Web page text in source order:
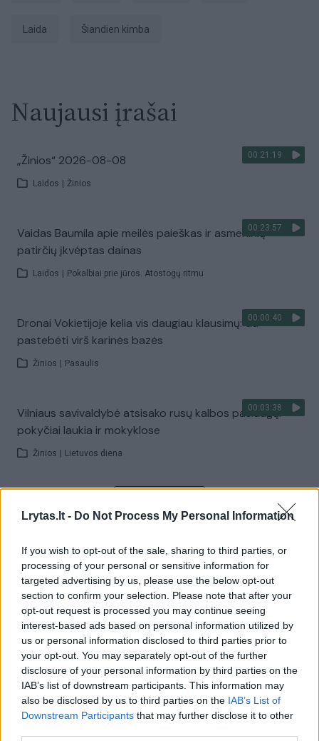
Lrytas.lt - Do Not Process My Personal Information
If you wish to opt-out of the sale, sharing to third parties, or
processing of your personal or sensitive information for
targeted advertising by us, please use the below opt-out
section to confirm your selection. Please note that after your
opt-out request is processed you may continue seeing
interest-based ads based on personal information utilized by
us or personal information disclosed to third parties prior to
your opt-out. You may separately opt-out of the further
disclosure of your personal information by third parties on the
IAB’s list of downstream participants. This information may
also be disclosed by us to third parties on the IAB’s List of
Downstream Participants that may further disclose it to other
laida šiandien kimba
Naujausi įrašai
00:21:19
„Žinios“ 2026-08-08
Laidos Žinios
00:23:57
Vaidas Baumila apie meilės paieškas ir asmeninių
patirčių įkvėptas dainas
Laidos Pokalbiai prie jūros. Atostogų ritmu
00:00:40
Dronai Vokietijoje kelia vis daugiau klausimų: du
pastebėti virš karinės bazės
Žinios Pasaulis
00:03:38
Vilniaus savivaldybė atsisako rusų kalbos paslaugų:
pokyčiai laukia ir mokyklose
Žinios Lietuvos diena
Žiūrimiausi įrašai
00:00:30
Vaizdai iš tragiškos avarijos Vilniaus r.: dviejų moterų ir
vaiko gyvybių išgelbėti nepavyko
Žinios Lietuvos diena
00:00:57
Savaitės vidurys nusimato karštas: temperatūra kils iki